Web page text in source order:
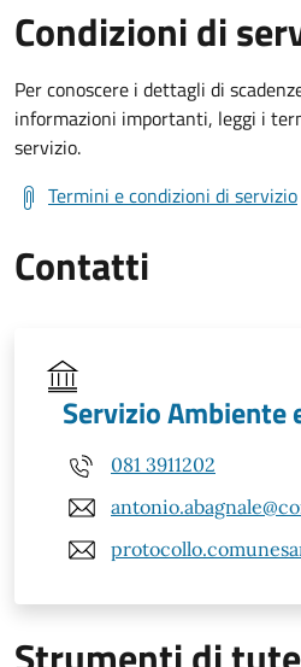
Condizioni di
Per conoscere i dettagli di
informazioni importanti, leggi i
servizio.
Termini e condizioni di servizio
Contatti
Servizio Ambiente
081 3911202